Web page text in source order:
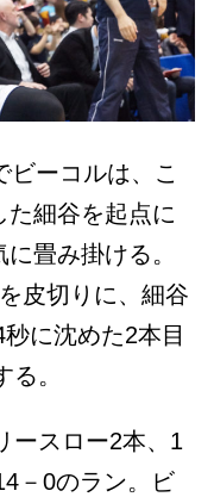
ビーコルは、こ
細谷を起点に
畳み掛ける。
皮切りに、細谷
に沈めた2本目
。
ースロー2本、1
－0のラン。ビ